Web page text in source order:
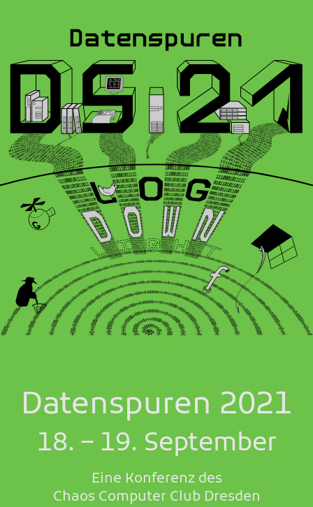
Datenspuren 2021
18. – 19. September
Eine Konferenz des
Chaos Computer Club Dresden